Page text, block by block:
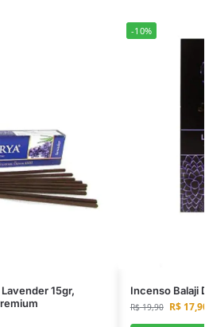
15gr,
-10%
Incenso Balaji
R$19,90 R$